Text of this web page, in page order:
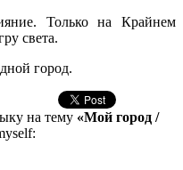
Только на Крайнем
света.
город.
на тему «Мой город /